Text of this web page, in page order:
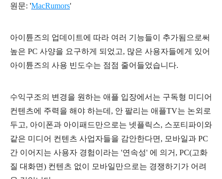
원문: 'MacRumors'
아이튠즈의 업데이트에 따라 여러 기능들이 추가됨으로써
높은 PC 사양을 요구하게 되었고, 많은 사용자들에게 있어
아이튠즈의 사용 빈도수는 점점 줄어들었습니다.
수익구조의 변경을 원하는 애플 입장에서는 구독형 미디어
컨텐츠에 주력을 해야 하는데, 안 팔리는 애플TV는 논외로
두고, 아이폰과 아이패드만으로는 넷플릭스, 스포티파이와
같은 미디어 컨텐츠 사업자들을 감안한다면, 모바일과 PC
간 이어지는 사용자 경험이라는 '연속성' 에 의거, PC(고화
질 대화면) 컨텐츠 없이 모바일만으로는 경쟁하기가 어려